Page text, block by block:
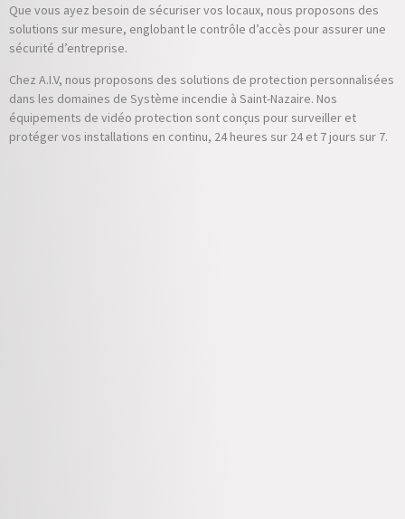
Que vous ayez besoin de sécuriser vos locaux, nous proposons des
solutions sur mesure, englobant le contrôle d’accès pour assurer une
sécurité d’entreprise.
Chez A.I.V, nous proposons des solutions de protection personnalisées
dans les domaines de Système incendie à Saint-Nazaire. Nos
équipements de vidéo protection sont conçus pour surveiller et
protéger vos installations en continu, 24 heures sur 24 et 7 jours sur 7.